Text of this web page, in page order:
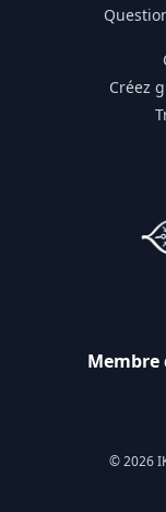
Créez
© 2026